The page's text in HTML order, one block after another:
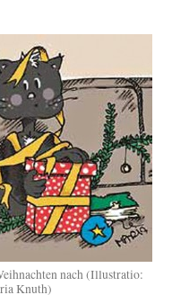
nach (Illustratio:
Knuth)